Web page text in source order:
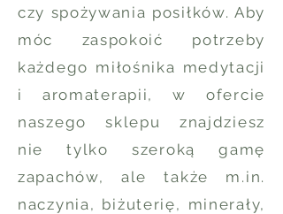
czy spożywania posiłków. Aby
móc zaspokoić potrzeby
każdego miłośnika medytacji
i aromaterapii, w ofercie
naszego sklepu znajdziesz
nie tylko szeroką gamę
zapachów, ale także m.in.
naczynia, biżuterię, minerały,